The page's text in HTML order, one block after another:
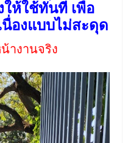
ให้ใช้ทันที เพื่อ
องแบบไม่สะดุด
างานจริง